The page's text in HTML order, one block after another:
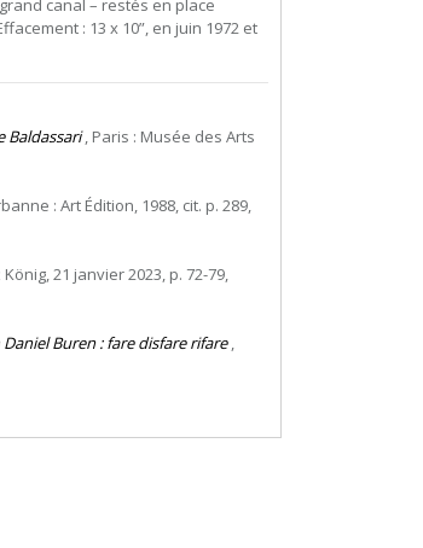
canal – restés en place
: 13 x 10”, en juin 1972 et
Baldassari, Paris : Musée des Arts
: Art Édition, 1988, cit. p. 289,
21 janvier 2023, p. 72-79,
Daniel Buren : fare disfare rifare,